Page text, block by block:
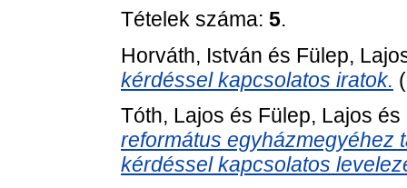
Tételek száma: 5.
Horváth, István és Fülep,
kérdéssel kapcsolatos iratok.
Tóth, Lajos és Fülep, Lajos és
református egyházmegyéhez
kérdéssel kapcsolatos